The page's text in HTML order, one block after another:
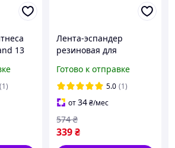
13
-
(1)
Лента-эспандер
резиновая для
Power Band 22 мм,
сопротивление 11-30
кг, XR-0059 AllInOne -
market-without-queues-
Готово к отправке
5.0 (1)
от34₴/мес
339₴
574 ₴